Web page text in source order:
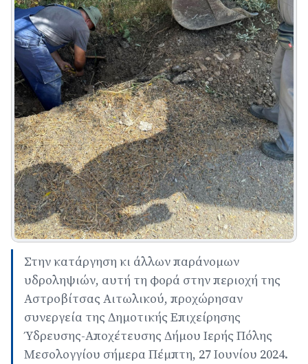
Στην κατάργηση κι άλλων παράνομων
υδροληψιών, αυτή τη φορά στην περιοχή της
Αστροβίτσας Αιτωλικού, προχώρησαν
συνεργεία της Δημοτικής Επιχείρησης
Ύδρευσης-Αποχέτευσης Δήμου Ιερής Πόλης
Μεσολογγίου σήμερα Πέμπτη, 27 Ιουνίου 2024.